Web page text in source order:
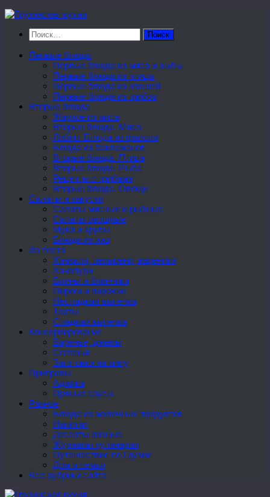
Перейти
содержимому
Найти:
Первые блюда
Первые блюда из мяса и рыбы
Первые блюда из птицы
Первые блюда из овощей
Первые блюда из грибов
Вторые блюда
Жаркое из мяса
Вторые блюда. Мясо
Лобио. Блюда из фасоли
Блюда из баклажанов
Вторые блюда. Птица
Вторые блюда. Рыба
Рецепты с грибами
Вторые блюда. Овощи
Салаты и закуски
Салаты мясные и рыбные
Салаты овощные
Мука и крупы
Блюда из яиц
Из теста
Хинкали, пельмени, вареники
Хачапури
Блины и блинчики
Пироги и пирожки
Несладкая выпечка
Торты
Сладкая выпечка
Консервирование
Варенье, джемы
Соленья
Заготовки на зиму
Приправы
Аджика
Пряные соусы
Разное
Блюда из молочных продуктов
Напитки
Десерты разные
Журналы кулинария
Путешествие по Грузии
Дом и семья
Все рубрики сайта